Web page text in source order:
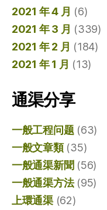
2021 年 4 月 (6)
2021 年 3 月 (339)
2021 年 2 月 (184)
2021 年 1 月 (13)
通渠分享
一般工程问题(63)
一般文章類(35)
一般通渠新聞 (56)
一般通渠方法(95)
上環通渠(62)